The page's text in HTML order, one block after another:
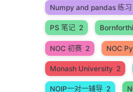
Numpy and pandas 练习
PS 笔记 2
NOC 初赛 2 NOC
Monash University 2
NOIP一对一辅导 2